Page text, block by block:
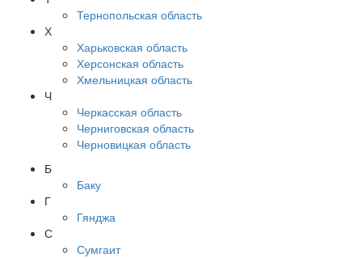
Тернопольская область
Х
Харьковская область
Херсонская область
Хмельницкая область
Ч
Черкасская область
Черниговская область
Черновицкая область
Б
Баку
Г
Гянджа
С
Сумгаит